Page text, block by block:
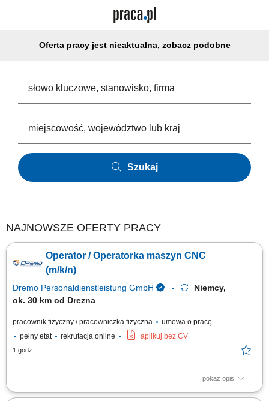
Oferta pracy jest nieaktualna, zobacz podobne
Szukaj
NAJNOWSZE OFERTY PRACY
Operator / Operatorka maszyn CNC
(m/k/n)
Dremo Personaldienstleistung GmbH
Niemcy,
ok. 30 km od Drezna
pracownik fizyczny / pracowniczka fizyczna
umowa o pracę
pełny etat
rekrutacja online aplikuj bez CV
1 godz.
pokaż opis
Nasz klient poszerza zespół i poszukuje doświadczonych operatorów